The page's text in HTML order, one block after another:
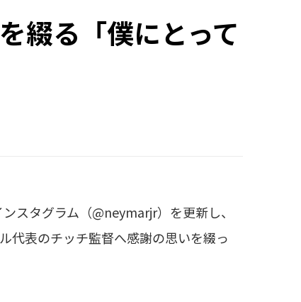
綴る「僕にとって
スタグラム（@neymarjr）を更新し、
代表のチッチ監督へ感謝の思いを綴っ